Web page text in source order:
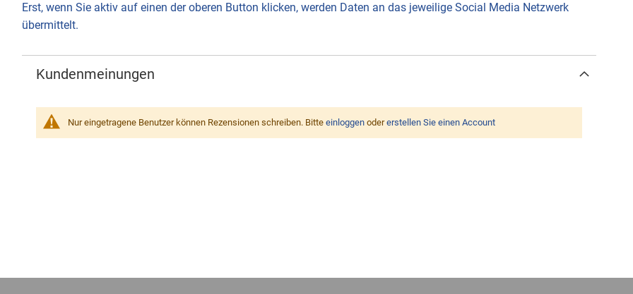
Erst, wenn Sie aktiv auf einen der oberen Button klicken, werden Daten an das jeweilige Social Media Netzwerk
übermittelt.
Kundenmeinungen
Nur eingetragene Benutzer können Rezensionen schreiben. Bitte einloggenodererstellen Sie einen Account